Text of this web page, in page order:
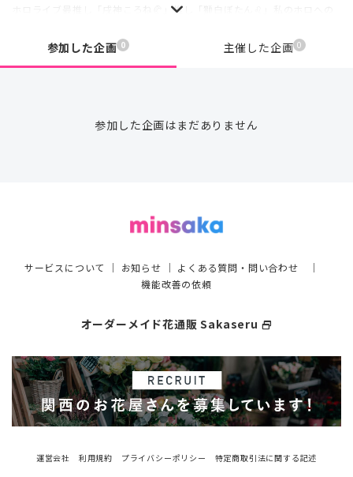
ホロライブ最推し「戌神ころね🥐」推し「獅白ぼたん♌」私のホロへの
参加した企画 0 主催した企画 0
参加した企画はまだありません
サービスについて ｜ お知らせ ｜ よくある質問・問い合わせ ｜
機能改善の依頼
オーダーメイド花通販 Sakaseru select_window
運営会社 利用規約 プライバシーポリシー
特定商取引法に関する記述